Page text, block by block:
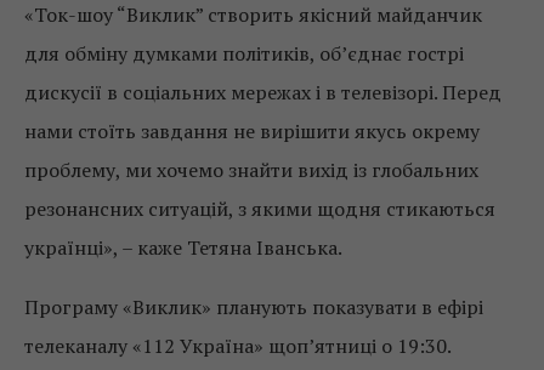
«Ток-шоу “Виклик” створить якісний майданчик
для обміну думками політиків, об’єднає гострі
дискусії в соціальних мережах і в телевізорі. Перед
нами стоїть завдання не вирішити якусь окрему
проблему, ми хочемо знайти вихід із глобальних
резонансних ситуацій, з якими щодня стикаються
українці», – каже Тетяна Іванська.
Програму «Виклик» планують показувати в ефірі
телеканалу «112 Україна» щоп’ятниці о 19:30.